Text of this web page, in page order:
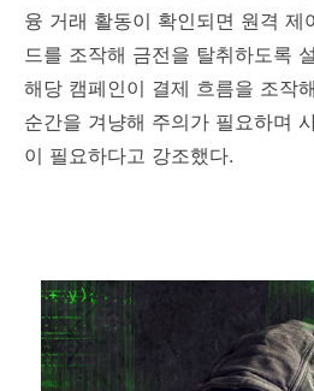
융 거래 활동이 확인되면 원격 제
드를 조작해 금전을 탈취하도록
해당 캠페인이 결제 흐름을 조작
순간을 겨냥해 주의가 필요하며
이 필요하다고 강조했다.